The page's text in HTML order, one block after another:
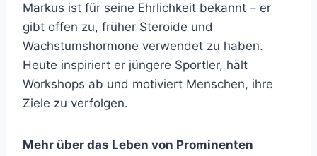
Markus ist für seine Ehrlichkeit bekannt – er
gibt offen zu, früher Steroide und
Wachstumshormone verwendet zu haben.
Heute inspiriert er jüngere Sportler, hält
Workshops ab und motiviert Menschen, ihre
Ziele zu verfolgen.
Mehr über das Leben von Prominenten